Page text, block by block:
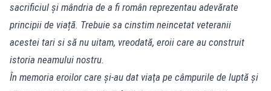
sacrificiul și mândria de a fi român reprezentau adevărate
principii de viață. Trebuie sa cinstim neincetat veteranii
acestei tari si să nu uitam, vreodată, eroii care au construit
istoria neamului nostru.
În memoria eroilor care şi-au dat viaţa pe câmpurile de luptă şi